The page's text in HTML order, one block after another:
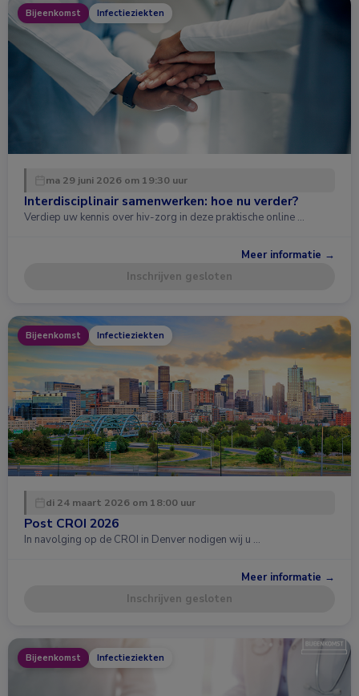
Bijeenkomst Infectieziekten
ma 29 juni 2026 om 19:30 uur
Interdisciplinair samenwerken: hoe nu verder?
Verdiep uw kennis over hiv-zorg in deze praktische online …
Meer informatie →
Inschrijven gesloten
Bijeenkomst Infectieziekten
di 24 maart 2026 om 18:00 uur
Post CROI 2026
In navolging op de CROI in Denver nodigen wij u …
Meer informatie →
Inschrijven gesloten
Bijeenkomst Infectieziekten